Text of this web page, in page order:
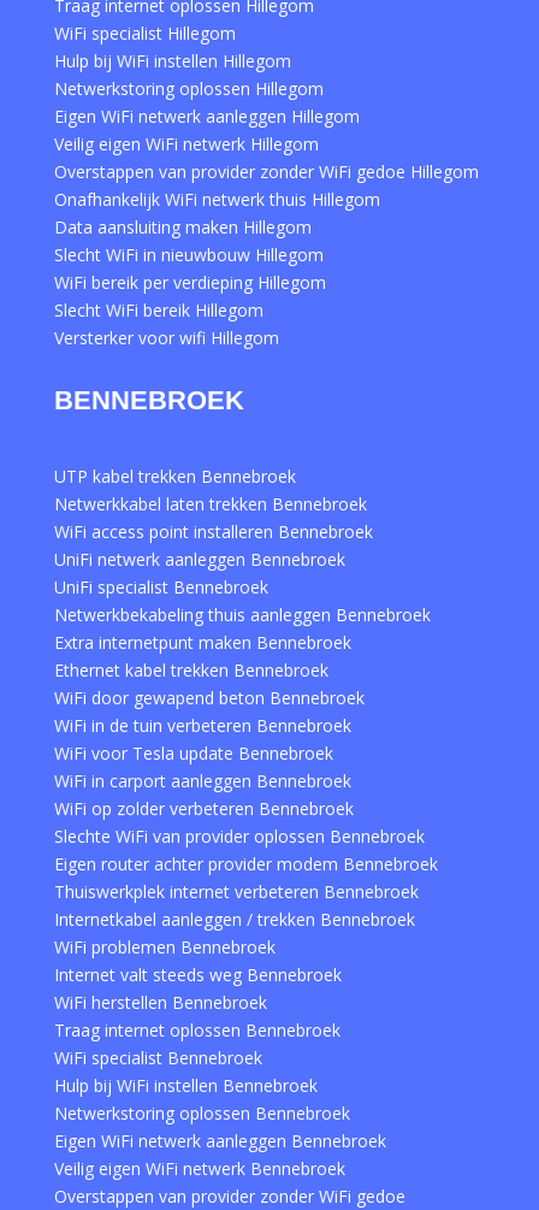
Traag internet oplossen Hillegom
WiFi specialist Hillegom
Hulp bij WiFi instellen Hillegom
Netwerkstoring oplossen Hillegom
Eigen WiFi netwerk aanleggen Hillegom
Veilig eigen WiFi netwerk Hillegom
Overstappen van provider zonder WiFi gedoe Hillegom
Onafhankelijk WiFi netwerk thuis Hillegom
Data aansluiting maken Hillegom
Slecht WiFi in nieuwbouw Hillegom
WiFi bereik per verdieping Hillegom
Slecht WiFi bereik Hillegom
Versterker voor wifi Hillegom
BENNEBROEK
UTP kabel trekken Bennebroek
Netwerkkabel laten trekken Bennebroek
WiFi access point installeren Bennebroek
UniFi netwerk aanleggen Bennebroek
UniFi specialist Bennebroek
Netwerkbekabeling thuis aanleggen Bennebroek
Extra internetpunt maken Bennebroek
Ethernet kabel trekken Bennebroek
WiFi door gewapend beton Bennebroek
WiFi in de tuin verbeteren Bennebroek
WiFi voor Tesla update Bennebroek
WiFi in carport aanleggen Bennebroek
WiFi op zolder verbeteren Bennebroek
Slechte WiFi van provider oplossen Bennebroek
Eigen router achter provider modem Bennebroek
Thuiswerkplek internet verbeteren Bennebroek
Internetkabel aanleggen / trekken Bennebroek
WiFi problemen Bennebroek
Internet valt steeds weg Bennebroek
WiFi herstellen Bennebroek
Traag internet oplossen Bennebroek
WiFi specialist Bennebroek
Hulp bij WiFi instellen Bennebroek
Netwerkstoring oplossen Bennebroek
Eigen WiFi netwerk aanleggen Bennebroek
Veilig eigen WiFi netwerk Bennebroek
Overstappen van provider zonder WiFi gedoe